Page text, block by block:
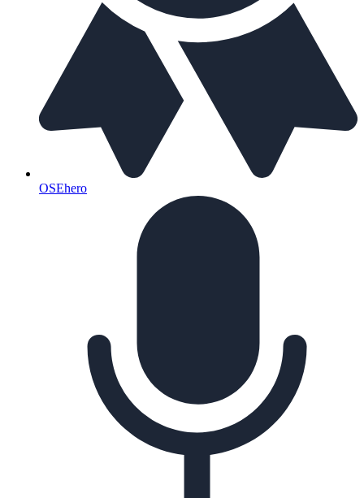
OSEhero